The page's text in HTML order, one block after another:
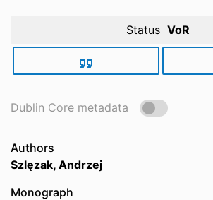
Status VoR
Dublin Core metadata
Authors
Szlęzak, Andrzej
Monograph